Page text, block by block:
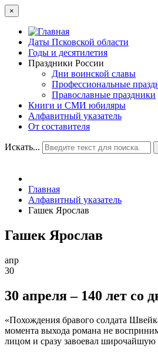
×
Даты Псковской области
Годы и десятилетия
Праздники России
Дни воинской славы
Профессиональные
Православные праздники
Книги и СМИ юбиляры
Алфавитный указатель
От составителя
Искать...
Главная
Алфавитный указатель
Гашек Ярослав
Гашек Ярослав
апр
30
30 апреля – 140 лет со
«Похождения бравого солдата
момента выхода романа не
лицом и сразу завоевал широчайшую